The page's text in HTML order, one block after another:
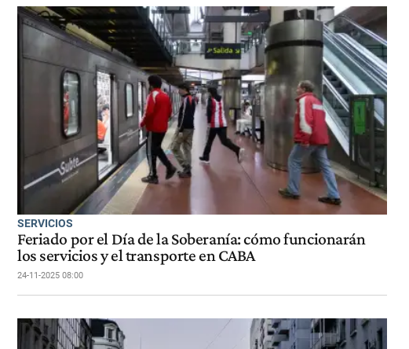
SERVICIOS
Feriado por el Día de la Soberanía: cómo funcionarán
los servicios y el transporte en CABA
24-11-2025 08:00